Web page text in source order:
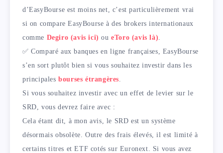
d’EasyBourse est moins net, c’est particulièrement vrai
si on compare EasyBourse à des brokers internationaux
comme Degiro (avis ici) oueToro (avis là).
✅ Comparé aux banques en ligne françaises, EasyBourse
s’en sort plutôt bien si vous souhaitez investir dans les
principalesbourses étrangères.
Si vous souhaitez investir avec un effet de levier sur le
SRD, vous devrez faire avec :
Cela étant dit, à mon avis, le SRD est un système
désormais obsolète. Outre des frais élevés, il est limité à
certains titres et ETF cotés sur Euronext. Si vous avez